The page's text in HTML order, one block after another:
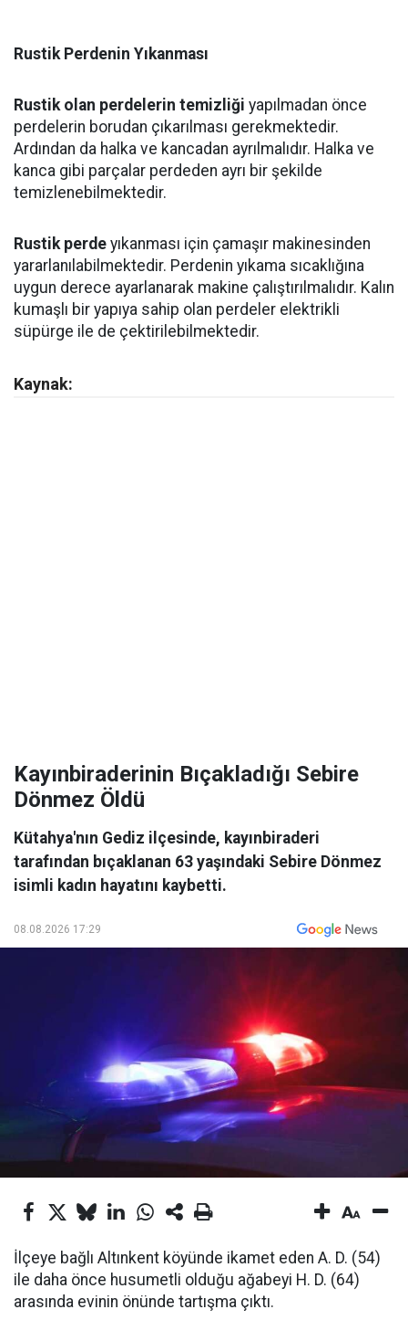
Rustik Perdenin Yıkanması
Rustik olan perdelerin temizliği yapılmadan önce
perdelerin borudan çıkarılması gerekmektedir.
Ardından da halka ve kancadan ayrılmalıdır. Halka ve
kanca gibi parçalar perdeden ayrı bir şekilde
temizlenebilmektedir.
Rustik perde yıkanması için çamaşır makinesinden
yararlanılabilmektedir. Perdenin yıkama sıcaklığına
uygun derece ayarlanarak makine çalıştırılmalıdır. Kalın
kumaşlı bir yapıya sahip olan perdeler elektrikli
süpürge ile de çektirilebilmektedir.
Kaynak:
Kayınbiraderinin Bıçakladığı Sebire
Dönmez Öldü
Kütahya'nın Gediz ilçesinde, kayınbiraderi
tarafından bıçaklanan 63 yaşındaki Sebire Dönmez
isimli kadın hayatını kaybetti.
08.08.2026 17:29
İlçeye bağlı Altınkent köyünde ikamet eden A. D. (54)
ile daha önce husumetli olduğu ağabeyi H. D. (64)
arasında evinin önünde tartışma çıktı.